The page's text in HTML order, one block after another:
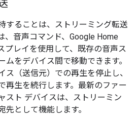
することは、ストリーミング転送
、音声コマンド、Google Home
プレイを使用して、既存の音声ス
ムをデバイス間で移動できます。
ス（送信元）での再生を停止し、
再生を続行します。最新のファー
スト デバイスは、ストリーミン
として機能します。